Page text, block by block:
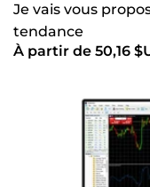
Je vais vous
tendance
À partir de 50,16